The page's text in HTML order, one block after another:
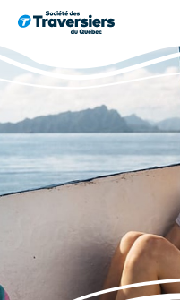
to
content